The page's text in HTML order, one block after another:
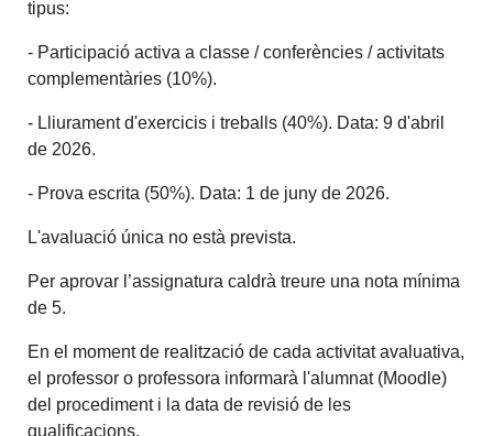
tipus:
- Participació activa a classe / conferències / activitats
complementàries (10%).
- Lliurament d'exercicis i treballs (40%). Data: 9 d'abril
de 2026.
- Prova escrita (50%). Data: 1 de juny de 2026.
L'avaluació única no està prevista.
Per aprovar l’assignatura caldrà treure una nota mínima
de 5.
En el moment de realització de cada activitat avaluativa,
el professor o professora informarà l'alumnat (Moodle)
del procediment i la data de revisió de les
qualificacions.